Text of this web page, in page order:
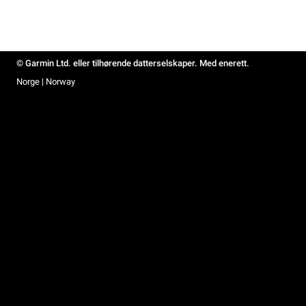
© Garmin Ltd. eller tilhørende datterselskaper. Med enerett.
Norge | Norway